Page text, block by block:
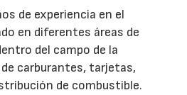
de experiencia en el
en diferentes áreas de
del campo de la
carburantes, tarjetas,
de combustible.